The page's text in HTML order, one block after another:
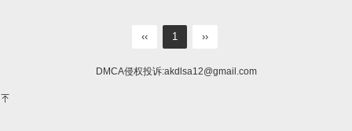
‹‹ 1 ››
DMCA侵权投诉:akdlsa12@gmail.com